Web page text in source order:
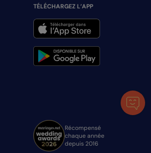
TÉLÉCHARGEZ L’APP
Récompensé
chaque année
depuis 2016